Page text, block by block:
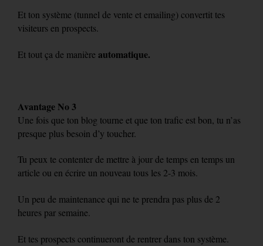
Et ton système (tunnel de vente et emailing) convertit tes
visiteurs en prospects.
Et tout ça de manière automatique.
Avantage No 3
Une fois que ton blog tourne et que ton trafic est bon, tu n’as
presque plus besoin d’y toucher.
Tu peux te contenter de mettre à jour de temps en temps un
article ou en écrire un nouveau tous les 2-3 mois.
Un peu de maintenance qui ne te prendra pas plus de 2
heures par semaine.
Et tes prospects continueront de rentrer dans ton système.